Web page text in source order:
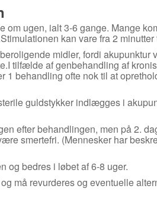
ugen, ialt 3-6 gange. Mange
kan vare fra 2
midler, fordi akupunktur
tilfælde af genbehandling af
1 behandling ofte nok til at
guldstykker indlægges i
efter behandlingen, men på 2.
smertefri. (Mennesker har
og bedres i løbet af 6-8 uger.
må revurderes og eventuelle